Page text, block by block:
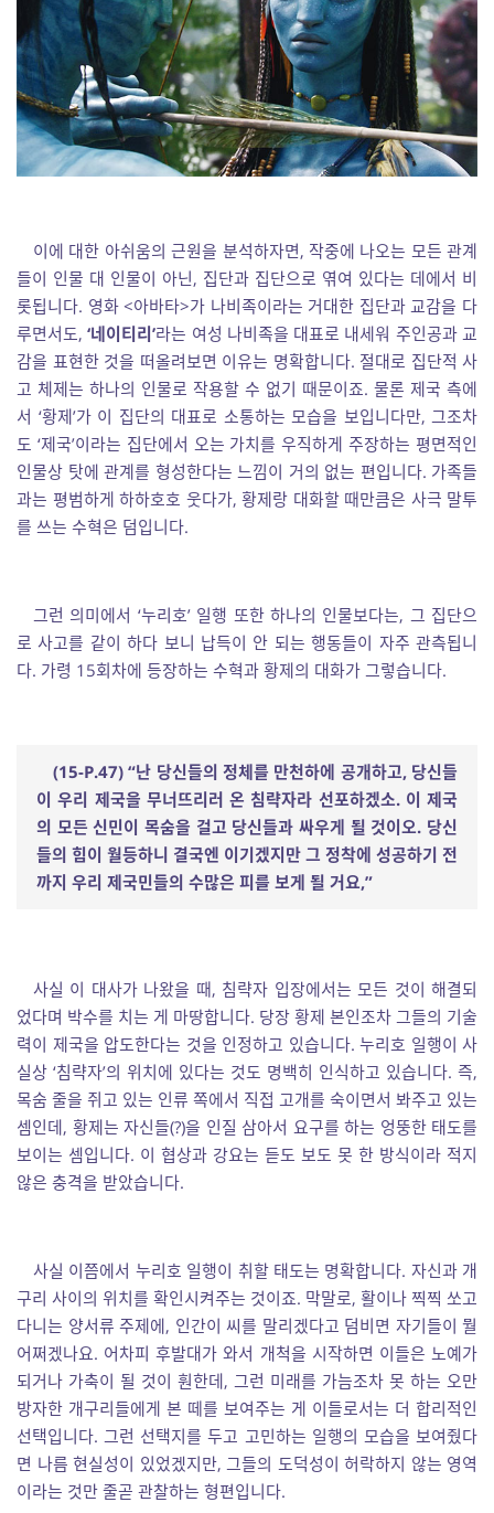
이에 대한 아쉬움의 근원을 분석하자면, 작중에 나오는 모든 관계
들이 인물 대 인물이 아닌, 집단과 집단으로 엮여 있다는 데에서 비
롯됩니다. 영화 <아바타>가 나비족이라는 거대한 집단과 교감을 다
루면서도, ‘네이티리’라는 여성 나비족을 대표로 내세워 주인공과 교
감을 표현한 것을 떠올려보면 이유는 명확합니다. 절대로 집단적 사
고 체제는 하나의 인물로 작용할 수 없기 때문이죠. 물론 제국 측에
서 ‘황제’가 이 집단의 대표로 소통하는 모습을 보입니다만, 그조차
도 ‘제국’이라는 집단에서 오는 가치를 우직하게 주장하는 평면적인
인물상 탓에 관계를 형성한다는 느낌이 거의 없는 편입니다. 가족들
과는 평범하게 하하호호 웃다가, 황제랑 대화할 때만큼은 사극 말투
를 쓰는 수혁은 덤입니다.
그런 의미에서 ‘누리호’ 일행 또한 하나의 인물보다는, 그 집단으
로 사고를 같이 하다 보니 납득이 안 되는 행동들이 자주 관측됩니
다. 가령 15회차에 등장하는 수혁과 황제의 대화가 그렇습니다.
(15-P.47) “난 당신들의 정체를 만천하에 공개하고, 당신들
이 우리 제국을 무너뜨리러 온 침략자라 선포하겠소. 이 제국
의 모든 신민이 목숨을 걸고 당신들과 싸우게 될 것이오. 당신
들의 힘이 월등하니 결국엔 이기겠지만 그 정착에 성공하기 전
까지 우리 제국민들의 수많은 피를 보게 될 거요,”
사실 이 대사가 나왔을 때, 침략자 입장에서는 모든 것이 해결되
었다며 박수를 치는 게 마땅합니다. 당장 황제 본인조차 그들의 기술
력이 제국을 압도한다는 것을 인정하고 있습니다. 누리호 일행이 사
실상 ‘침략자’의 위치에 있다는 것도 명백히 인식하고 있습니다. 즉,
목숨 줄을 쥐고 있는 인류 쪽에서 직접 고개를 숙이면서 봐주고 있는
셈인데, 황제는 자신들(?)을 인질 삼아서 요구를 하는 엉뚱한 태도를
보이는 셈입니다. 이 협상과 강요는 듣도 보도 못 한 방식이라 적지
않은 충격을 받았습니다.
사실 이쯤에서 누리호 일행이 취할 태도는 명확합니다. 자신과 개
구리 사이의 위치를 확인시켜주는 것이죠. 막말로, 활이나 찍찍 쏘고
다니는 양서류 주제에, 인간이 씨를 말리겠다고 덤비면 자기들이 뭘
어쩌겠나요. 어차피 후발대가 와서 개척을 시작하면 이들은 노예가
되거나 가축이 될 것이 훤한데, 그런 미래를 가늠조차 못 하는 오만
방자한 개구리들에게 본 떼를 보여주는 게 이들로서는 더 합리적인
선택입니다. 그런 선택지를 두고 고민하는 일행의 모습을 보여줬다
면 나름 현실성이 있었겠지만, 그들의 도덕성이 허락하지 않는 영역
이라는 것만 줄곧 관찰하는 형편입니다.